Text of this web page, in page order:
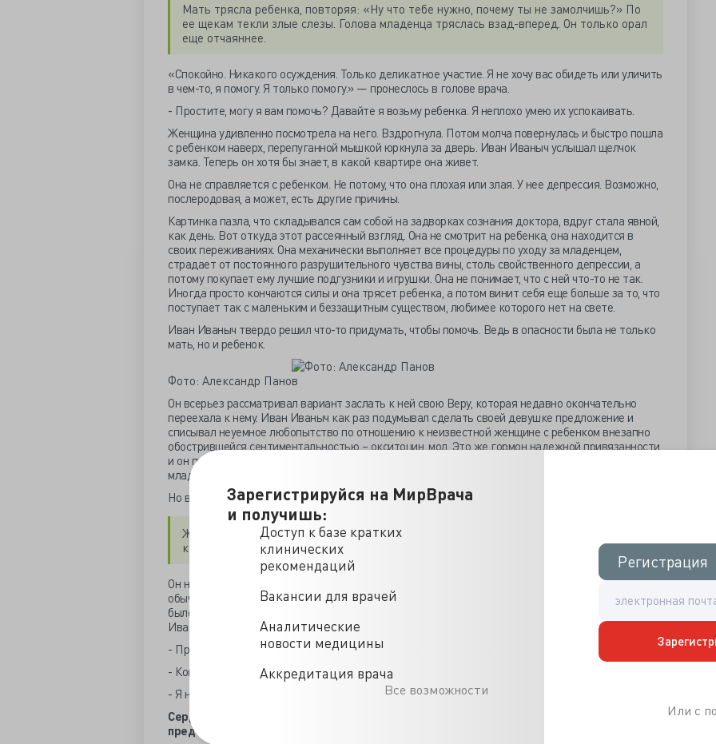
Зарегистрируйся на МирВрача
и получишь:
Доступ к базе кратких
клинических
рекомендаций
Вакансии для врачей
Аналитические
новости медицины
Аккредитация врача
Все возможности
Регистрация
Регистрация
Или с
Мать трясла ребенка, повторяя: «Ну что тебе нужно, почему ты не замолчишь?» По
ее щекам текли злые слезы. Голова младенца тряслась взад-вперед. Он только орал
еще отчаяннее.
«Спокойно. Никакого осуждения. Только деликатное участие. Я не хочу вас обидеть или уличить
в чем-то, я помогу. Я только помогу.» — пронеслось в голове врача.
- Простите, могу я вам помочь? Давайте я возьму ребенка. Я неплохо умею их успокаивать.
Женщина удивленно посмотрела на него. Вздрогнула. Потом молча повернулась и быстро пошла
с ребенком наверх, перепуганной мышкой юркнула за дверь. Иван Иваныч услышал щелчок
замка. Теперь он хотя бы знает, в какой квартире она живет.
Она не справляется с ребенком. Не потому, что она плохая или злая. У нее депрессия. Возможно,
послеродовая, а может, есть другие причины.
Картинка пазла, что складывался сам собой на задворках сознания доктора, вдруг стала явной,
как день. Вот откуда этот рассеянный взгляд. Она не смотрит на ребенка, она находится в
своих переживаниях. Она механически выполняет все процедуры по уходу за младенцем,
страдает от постоянного разрушительного чувства вины, столь свойственного депрессии, а
потому покупает ему лучшие подгузники и игрушки. Она не понимает, что с ней что-то не так.
Иногда просто кончаются силы и она трясет ребенка, а потом винит себя еще больше за то, что
поступает так с маленьким и беззащитным существом, любимее которого нет на свете.
Иван Иваныч твердо решил что-то придумать, чтобы помочь. Ведь в опасности была не только
мать, но и ребенок.
Фото: Александр Панов
Он всерьез рассматривал вариант заслать к ней свою Веру, которая недавно окончательно
переехала к нему. Иван Иваныч как раз подумывал сделать своей девушке предложение и
списывал неуемное любопытство по отношению к неизвестной женщине с ребенком внезапно
обострившейся сентиментальностью – окситоцин, мол. Это же гормон надежной привязанности,
и он просто зашкаливает сейчас у него в крови. Вот и засматривается Иван на чужих
младенцев, примеряя роль отца к самому себе.
Но все это не понадобилось.
Женщина на следующее утро дожидалась его у подъезда в то же время, что и вчера,
когда доктор спешил на работу.
Он не сразу понял, что случилось. Удивился, что младенец находится у матери на руках, хотя
обычно по улице он передвигался исключительно в коляске. Теперь же ребенок – на вид ему
было месяцев семь-восемь – склонил головку на материнское плечо и сладко спал. Так
Иван Иванычу сначала показалось.
- Простите, вы ведь врач? Вы можете подсказать мне?
- Конечно. Я не детский доктор, но постараюсь помочь. Что случилось?
- Я не могу ее разбудить.
Сердце у Иван Иваныча ухнуло куда-то вниз, из груди поползла волна липкого, холодного
предчувствия. Нет – ужаса. Он изо всех сил старался не подавать виду.